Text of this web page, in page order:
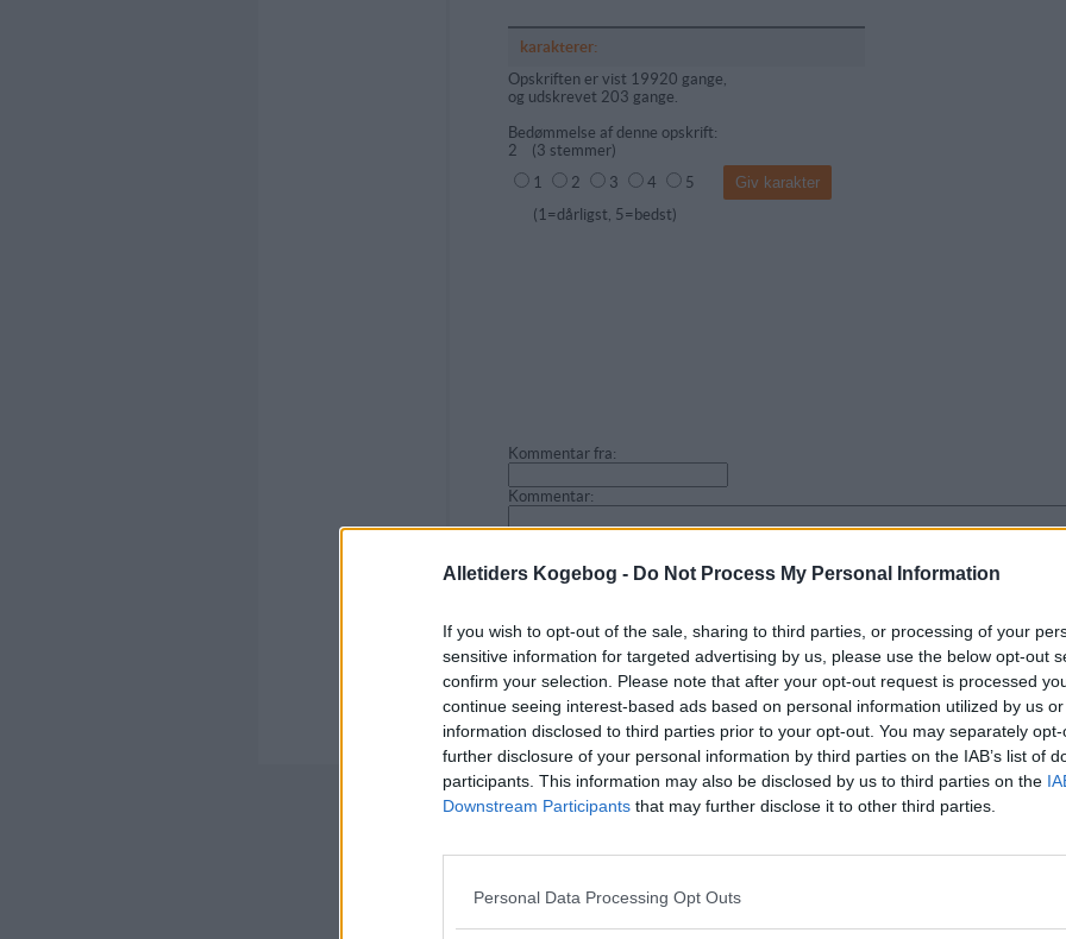
Alletiders Kogebog - Do Not Process My Personal Information
If you wish to opt-out of the sale, sharing to third parties, or processing of your
sensitive information for targeted advertising by us, please use the below opt-out
confirm your selection. Please note that after your opt-out request is processed
continue seeing interest-based ads based on personal information utilized by us
information disclosed to third parties prior to your opt-out. You may separately
further disclosure of your personal information by third parties on the IAB’s list of
participants. This information may also be disclosed by us to third parties on the
Downstream Participants that may further disclose it to other third parties.
Personal Data Processing Opt Outs
karakterer:
Opskriften er vist 19920 gange,
og udskrevet 203 gange.
Bedømmelse af denne opskrift:
2 (3 stemmer)
1
2 3 4
5
(1=dårligst, 5=bedst)
Kommentar fra:
Kommentar:
Kommentaren skal godkendes før den bliver synlig
Kommentarer
Der er ikke tilføjet nogen kommentar til denne opskrift endnu
Nyhedsmails - Privatlivspolitik - Kontakt - Om os - Copyright © Alletiders